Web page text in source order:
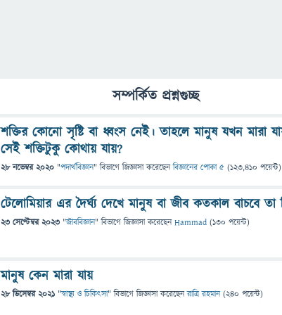
সম্পর্কিত প্রশ্নগুচ্ছ
শক্তির কোনো সৃষ্টি বা ধ্বংস নেই। তাহলে মানুষ যখন মারা
সেই শক্তিটুকু কোথায় যায়?
28 নভেম্বর 2020 "পদার্থবিজ্ঞান" বিভাগে জিজ্ঞাসাকরেছেনবিজ্ঞানের পোকা ৫ (123,410 পয়েন্ট)
টেলোমিয়ার এর দৈর্ঘ্য দেখে মানুষ বা জীব কতকাল বাচবে
23 সেপ্টেম্বর 2023 "জীববিজ্ঞান" বিভাগে জিজ্ঞাসাকরেছেনHammad (130 পয়েন্ট)
মানুষ কেন মারা যায়
28 ডিসেম্বর 2021 "স্বাস্থ্য ও চিকিৎসা" বিভাগে জিজ্ঞাসাকরেছেনরাত্রি রহমান (240 পয়েন্ট)